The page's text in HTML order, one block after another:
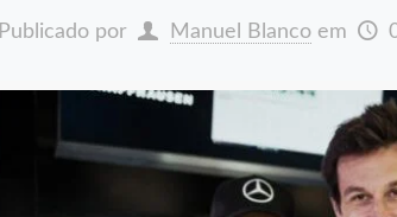
Publicado por Manuel Blanco em